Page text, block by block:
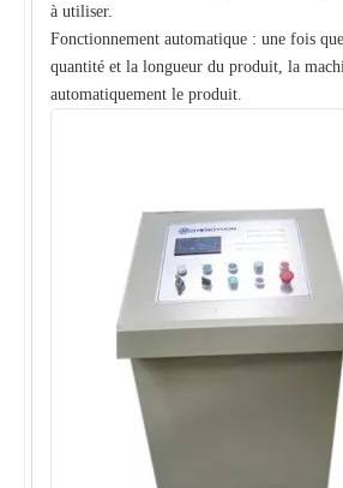
à utiliser.
Fonctionnement automatique : une fois
quantité et la longueur du produit, la
automatiquement le produit.